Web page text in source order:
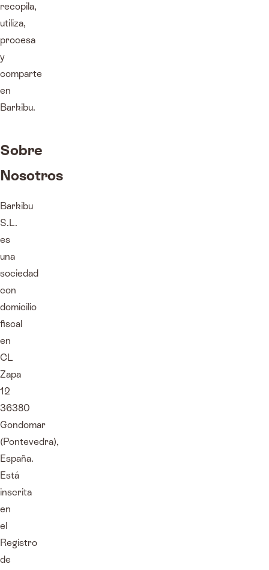
recopila,
utiliza,
procesa
y
comparte
en
Barkibu.
Sobre
Nosotros
Barkibu
S.L.
es
una
sociedad
con
domicilio
fiscal
en
CL
Zapa
12
36380
Gondomar
(Pontevedra),
España.
Está
inscrita
en
el
Registro
de